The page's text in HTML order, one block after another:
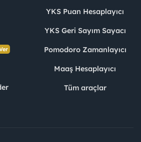
YKS Puan Hesaplayıcı
YKS Geri Sayım Sayacı
Pomodoro Zamanlayıcı
Maaş Hesaplayıcı
Tüm araçlar